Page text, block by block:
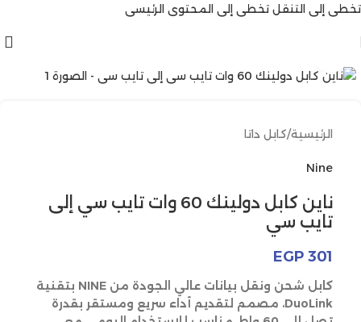
تخطي إلى التنقل تخطي إلى المحتوى الرئيسي
الرئيسية/كابل داتا
Nine
ناين كابل دولينك 60 وات تايب سي إلى
تايب سي
EGP 301
كابل شحن ونقل بيانات عالي الجودة من NINE بتقنية
DuoLink، مصمم لتقديم أداء سريع ومستقر بقدرة